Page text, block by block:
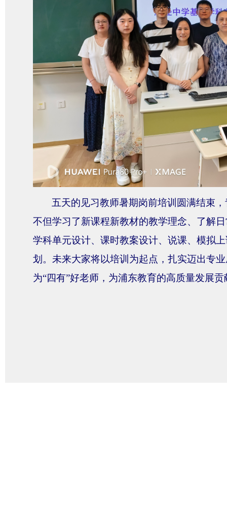
五天的见习教师暑期岗前培训圆满结束
不但学习了新课程新教材的教学理念、了解
学科单元设计、课时教案设计、说课、模拟
划。未来大家将以培训为起点，扎实迈出专
为“四有”好老师，为浦东教育的高质量发展